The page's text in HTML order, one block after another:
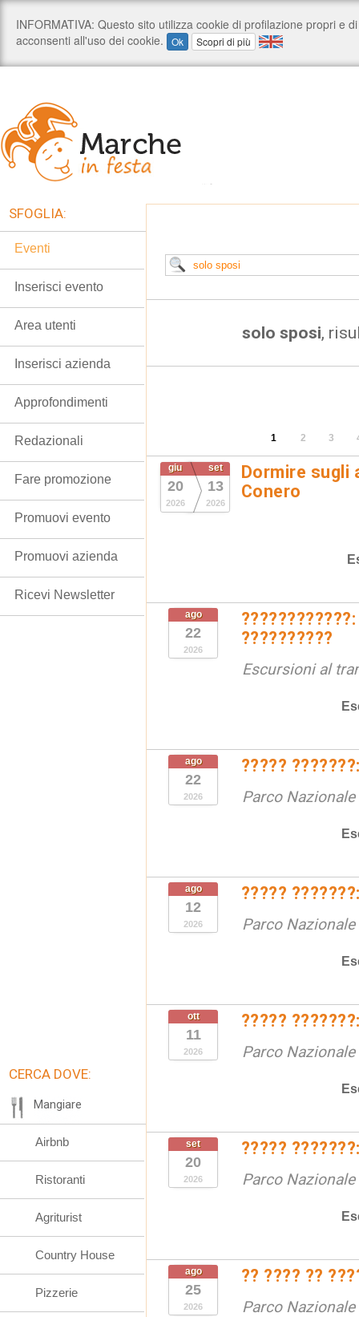
solo sposi,
1 2 3
giu
20
2026
set
13
2026
Dormire sugli
Conero
ago
22
2026
??????????
Escursioni al
ago
22
2026
?????
Parco
ago
12
2026
?????
Parco
ott
11
2026
?????
Parco
set
20
2026
?????
Parco
ago
25
2026
?? ???? ??
Parco
SFOGLIA:
Eventi
Inserisci evento
Area utenti
Inserisci azienda
Approfondimenti
Redazionali
Fare promozione
Promuovi evento
Promuovi azienda
Ricevi Newsletter
CERCA DOVE:
Mangiare
Airbnb
Ristoranti
Agriturist
Country House
Pizzerie